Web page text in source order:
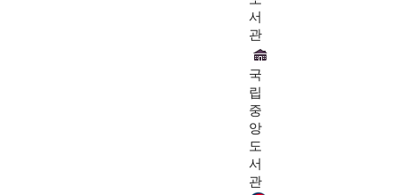
서
관
국
립
중
앙
도
서
관